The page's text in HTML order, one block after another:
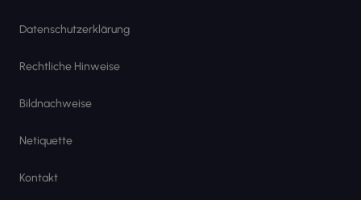
Datenschutzerklärung
Rechtliche Hinweise
Bildnachweise
Netiquette
Kontakt